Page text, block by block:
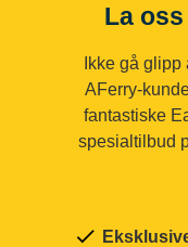
La
Ikke gå
AFerry-
fantastiske
spesialtilbud